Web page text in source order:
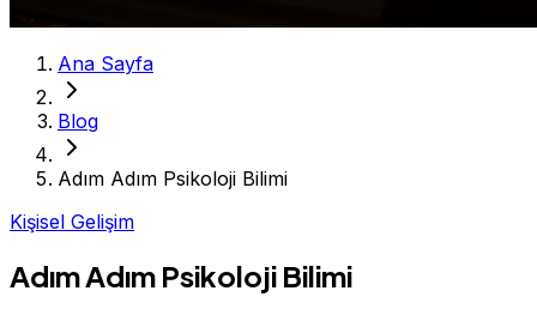
Ana Sayfa
Blog
Adım Adım Psikoloji Bilimi
Kişisel Gelişim
Adım Adım Psikoloji Bilimi